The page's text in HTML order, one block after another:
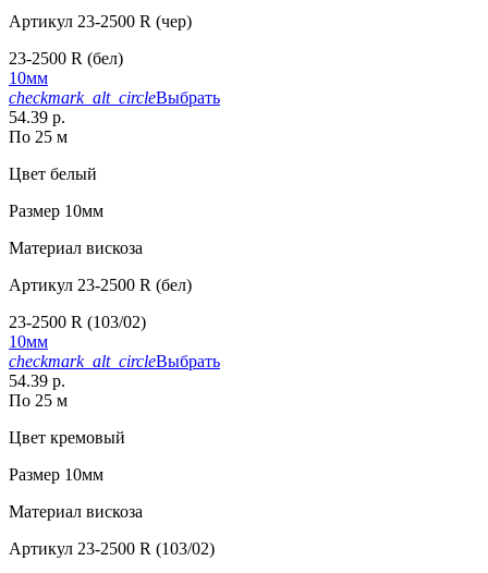
Артикул 23-2500 R (чер)
23-2500 R (бел)
10мм
checkmark_alt_circleВыбрать
54.39 р.
По 25 м
Цвет белый
Размер 10мм
Материал вискоза
Артикул 23-2500 R (бел)
23-2500 R (103/02)
10мм
checkmark_alt_circleВыбрать
54.39 р.
По 25 м
Цвет кремовый
Размер 10мм
Материал вискоза
Артикул 23-2500 R (103/02)